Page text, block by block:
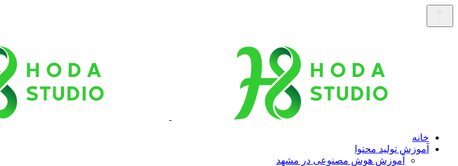
خانه
آموزش تولید محتوا
آموزش هوش مصنوعی در مشهد